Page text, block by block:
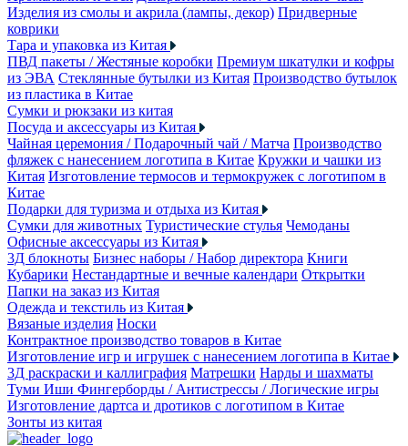
Изделия из смолы и акрила (лампы, декор) Придверные
коврики
Тара и упаковка из Китая
ПВД пакеты / Жестяные коробки Премиум шкатулки и кофры
из ЭВА Стеклянные бутылки из Китая Производство бутылок
из пластика в Китае
Сумки и рюкзаки из китая
Посуда и аксессуары из Китая
Чайная церемония / Подарочный чай / Матча Производство
фляжек с нанесением логотипа в Китае Кружки и чашки из
Китая Изготовление термосов и термокружек с логотипом в
Китае
Подарки для туризма и отдыха из Китая
Сумки для животных Туристические стулья Чемоданы
Офисные аксессуары из Китая
3Д блокноты Бизнес наборы / Набор директора Книги
Кубарики Нестандартные и вечные календари Открытки
Папки на заказ из Китая
Одежда и текстиль из Китая
Вязаные изделия Носки
Контрактное производство товаров в Китае
Изготовление игр и игрушек с нанесением логотипа в Китае
3Д раскраски и каллиграфия Матрешки Нарды и шахматы
Туми Иши Фингерборды / Антистрессы / Логические игры
Изготовление дартса и дротиков с логотипом в Китае
Зонты из китая